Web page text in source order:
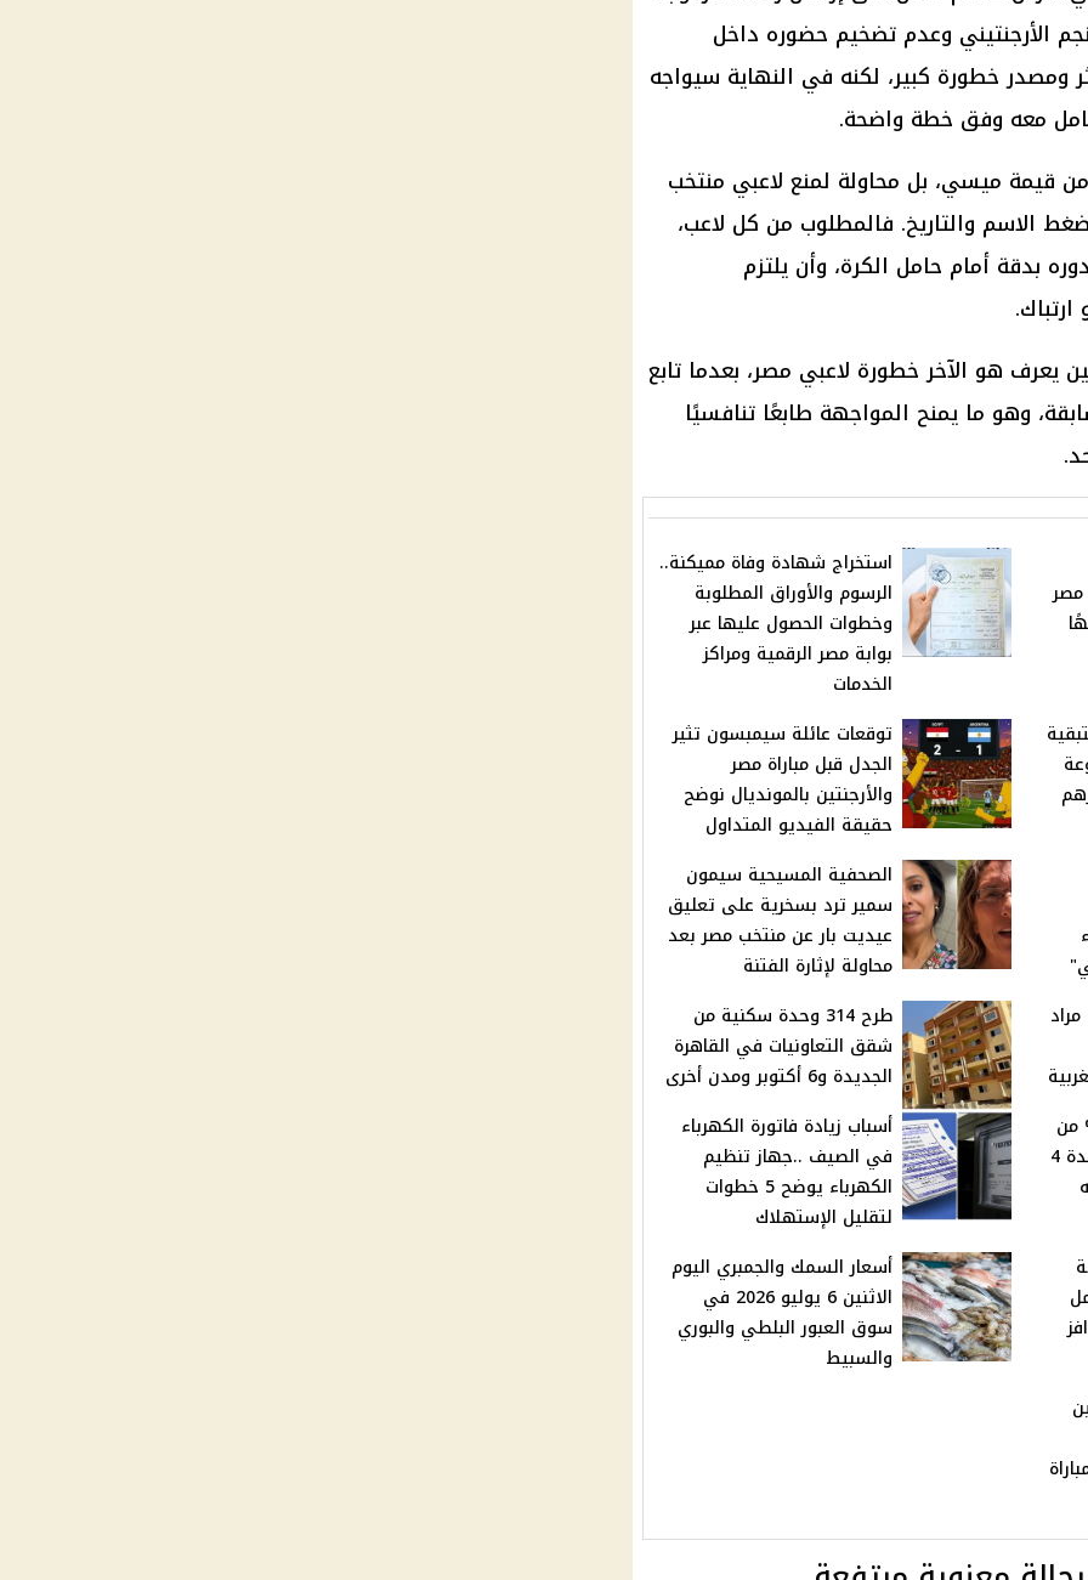
الأرجنتيني وعدم تضخيم حضوره داخل
خطورة كبير، لكنه في النهاية سيواجه
معه وفق خطة واضحة.
قيمة ميسي، بل محاولة لمنع لاعبي منتخب
الاسم والتاريخ. فالمطلوب من كل لاعب،
بدقة أمام حامل الكرة، وأن يلتزم
يعرف هو الآخر خطورة لاعبي مصر، بعدما تابع
وهو ما يمنح المواجهة طابعًا تنافسيًا
2026 في مصر
جنيهًا
استخراج شهادة وفاة مميكنة..
الرسوم والأوراق المطلوبة
وخطوات الحصول عليها عبر
بوابة مصر الرقمية ومراكز
الخدمات
توقعات عائلة سيمبسون تثير
الجدل قبل مباراة مصر
والأرجنتين بالمونديال نوضح
حقيقة الفيديو المتداول
الصحفية المسيحية سيمون
سمير ترد بسخرية على تعليق
عيديت بار عن منتخب مصر بعد
محاولة لإثارة الفتنة
طرح 314 وحدة سكنية من
شقق التعاونيات في القاهرة
الجديدة و6 أكتوبر ومدن أخرى
بعائد 100% من
البنك العربي الإفريقي لمدة 4
أسباب زيادة فاتورة الكهرباء
في الصيف ..جهاز تنظيم
الكهرباء يوضح 5 خطوات
لتقليل الإستهلاك
أسعار السمك والجمبري اليوم
الاثنين 6 يوليو 2026 في
سوق العبور البلطي والبوري
والسبيط